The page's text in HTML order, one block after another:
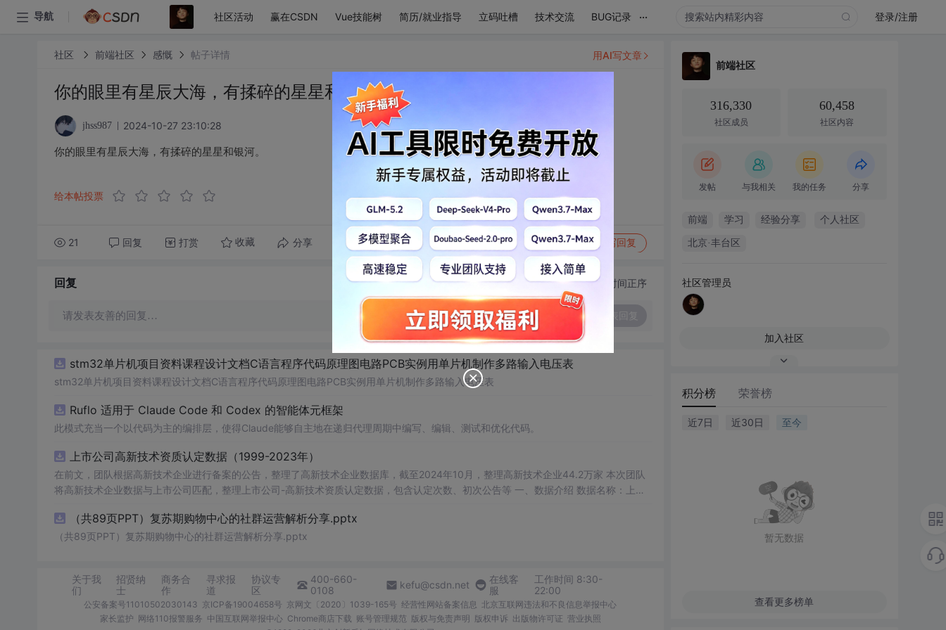
导航 社区活动 赢在CSDN Vue技能树 简历/就业指导 立码吐槽 技术交流 BUG记录 ... 登录/注册
社区 前端社区 感慨 帖子详情
你的眼里有星辰大海，有揉碎的星星和银河。
jhss987 2024-10-27 23:10:28
你的眼里有星辰大海，有揉碎的星星和银河。
给本帖投票
21 回复 打赏 收藏 分享 转发到动态 举报 写回复
用AI写文章
回复 切换为时间正序
请发表友善的回复…
stm32单片机项目资料课程设计文档C语言程序代码原理图电路PCB实例用单片机制作多路输入电压表
stm32单片机项目资料课程设计文档C语言程序代码原理图电路PCB实例用单片机制作多路输入电压表
Ruflo 适用于 Claude Code 和 Codex 的智能体元框架
此模式充当一个以代码为主的编排层，使得Claude能够自主地在递归代理周期中编写、编辑、测试和优化代码。
上市公司高新技术资质认定数据（1999-2023年）
在前文，团队根据高新技术企业进行备案的公告，整理了高新技术企业数据库，截至2024年10月，整理高新技术企业44.2万家 本次团队
将高新技术企业数据与上市公司匹配，整理上市公司-高新技术资质认定数据，包含认定次数、初次公告等 一、数据介绍 数据名称：上市
数据说明：包含认定次数、初次公告等 相关数据：高新技术企业数据库 二、数据指标 年份 股票代码 股票简称 中文全称 行业名称 行业代
码 省份 城市 区县 省份代码 城市代码 区县代码 首次上市年份 上市状态 有过高新技术企业认定 认定次数 初次认定年份 初次公告年份
（共89页PPT）复苏期购物中心的社群运营解析分享.pptx
（共89页PPT）复苏期购物中心的社群运营解析分享.pptx
关于我
们
招贤纳
士
商务合
作
寻求报
道
协议专
区
400-660-
0108
kefu@csdn.net
在线客
服
工作时间 8:30-
22:00
公安备案号11010502030143 京ICP备19004658号 京网文〔2020〕1039-165号 经营性网站备案信息 北京互联网违法和不良信息举报中心
家长监护 网络110报警服务 中国互联网举报中心 Chrome商店下载 账号管理规范 版权与免责声明 版权申诉 出版物许可证 营业执照
前端社区
316,330
社区成员
60,458
社区内容
发帖 与我相关 我的任务 分享
前端 学习 经验分享 个人社区
北京·丰台区
社区管理员
加入社区
积分榜 荣誉榜
近7日 近30日 至今
暂无数据
查看更多榜单